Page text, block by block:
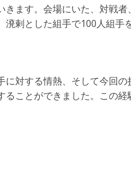
きます。会場にいた、対戦
溌剌とした組手で100人組手
に対する情熱、そして今回
ることができました。この